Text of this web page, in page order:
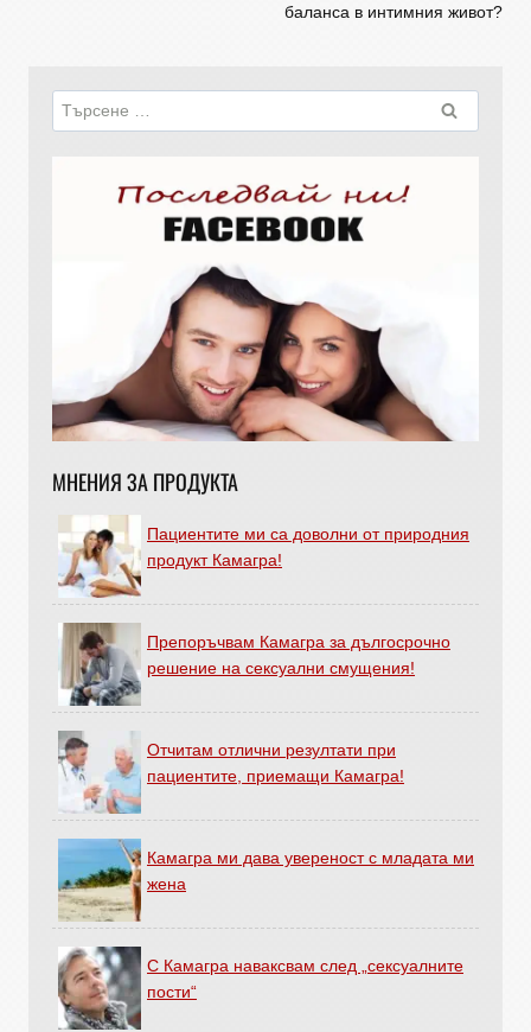
баланса в интимния живот?
МНЕНИЯ ЗА ПРОДУКТА
Пациентите ми са доволни от природния
продукт Камагра!
Препоръчвам Камагра за дългосрочно
решение на сексуални смущения!
Отчитам отлични резултати при
пациентите, приемащи Камагра!
Камагра ми дава увереност с младата ми
жена
С Камагра наваксвам след „сексуалните
пости“